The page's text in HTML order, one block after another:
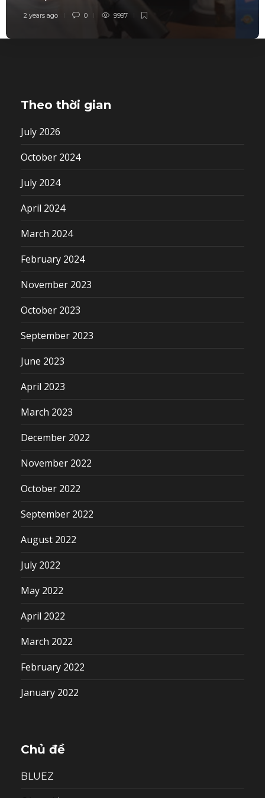
2 years ago 0 9997
Theo thời gian
July 2026
October 2024
July 2024
April 2024
March 2024
February 2024
November 2023
October 2023
September 2023
June 2023
April 2023
March 2023
December 2022
November 2022
October 2022
September 2022
August 2022
July 2022
May 2022
April 2022
March 2022
February 2022
January 2022
Chủ đề
BLUEZ